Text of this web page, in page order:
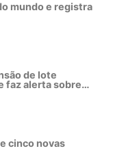
mundo e registra
de lote
faz alerta sobre
cinco novas